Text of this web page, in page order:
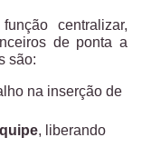
centralizar,
de ponta a
são:
na inserção de
, liberando